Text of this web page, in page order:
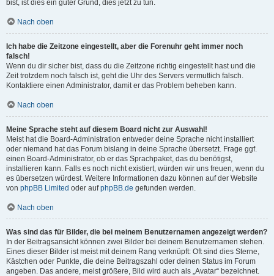
bist, ist dies ein guter Grund, dies jetzt zu tun.
Nach oben
Ich habe die Zeitzone eingestellt, aber die Forenuhr geht immer noch
falsch!
Wenn du dir sicher bist, dass du die Zeitzone richtig eingestellt hast und die
Zeit trotzdem noch falsch ist, geht die Uhr des Servers vermutlich falsch.
Kontaktiere einen Administrator, damit er das Problem beheben kann.
Nach oben
Meine Sprache steht auf diesem Board nicht zur Auswahl!
Meist hat die Board-Administration entweder deine Sprache nicht installiert
oder niemand hat das Forum bislang in deine Sprache übersetzt. Frage ggf.
einen Board-Administrator, ob er das Sprachpaket, das du benötigst,
installieren kann. Falls es noch nicht existiert, würden wir uns freuen, wenn du
es übersetzen würdest. Weitere Informationen dazu können auf der Website
von phpBB Limited oder aufphpBB.de gefunden werden.
Nach oben
Was sind das für Bilder, die bei meinem Benutzernamen angezeigt werden?
In der Beitragsansicht können zwei Bilder bei deinem Benutzernamen stehen.
Eines dieser Bilder ist meist mit deinem Rang verknüpft: Oft sind dies Sterne,
Kästchen oder Punkte, die deine Beitragszahl oder deinen Status im Forum
angeben. Das andere, meist größere, Bild wird auch als „Avatar“ bezeichnet.